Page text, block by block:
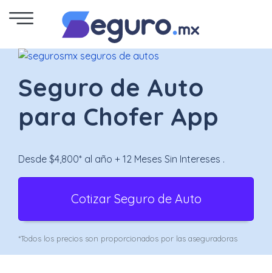
Seguro
de
Autos
para
Motos
Seguro
para
Seguro de Auto
para Chofer App
Desde $4,800* al año + 12 Meses Sin Intereses .
Cotizar Seguro de Auto
*Todos los precios son proporcionados por las aseguradoras